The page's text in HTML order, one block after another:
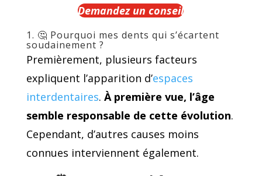
Demandez un conseil
1. 🤔 Pourquoi mes dents qui s’écartent
soudainement ?
Premièrement, plusieurs facteurs
expliquent l’apparition d’espaces
interdentaires. À première vue, l’âge
semble responsable de cette évolution.
Cependant, d’autres causes moins
connues interviennent également.